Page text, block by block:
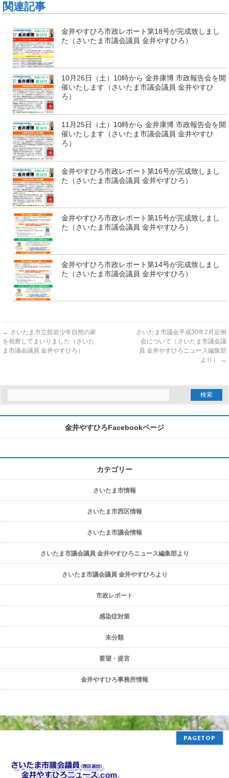
関連記事
金井やすひろ市政レポート第18号が完成致しまし
た（さいたま市議会議員 金井やすひろ）
10月26日（土）10時から 金井康博 市政報告会を開
催いたします（さいたま市議会議員 金井やすひ
ろ）
11月25日（土）10時から 金井康博 市政報告会を開
催いたします（さいたま市議会議員 金井やすひ
ろ）
金井やすひろ市政レポート第16号が完成致しまし
た（さいたま市議会議員 金井やすひろ）
金井やすひろ市政レポート第15号が完成致しまし
た（さいたま市議会議員 金井やすひろ）
金井やすひろ市政レポート第14号が完成致しまし
た（さいたま市議会議員 金井やすひろ）
← さいたま市立舘岩少年自然の家
を視察してまいりました（さいた
ま市議会議員 金井やすひろ）
さいたま市議会平成30年2月定例
会について（さいたま市議会議
員 金井やすひろニュース編集部
より）
→
金井やすひろFacebookページ
カテゴリー
さいたま市情報
さいたま市西区情報
さいたま市議会情報
さいたま市議会議員 金井やすひろニュース編集部より
さいたま市議会議員 金井やすひろより
市政レポート
感染症対策
未分類
要望・提言
金井やすひろ事務所情報
PAGETOP